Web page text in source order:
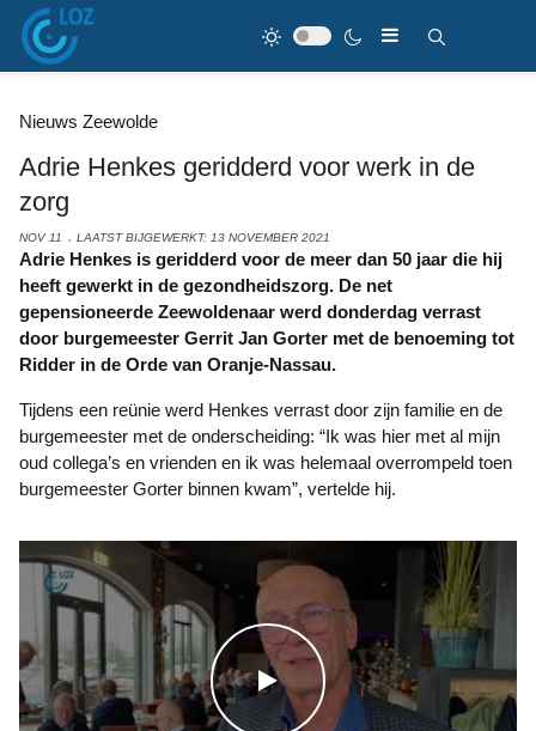
Nieuws Zeewolde
Adrie Henkes geridderd voor werk in de
zorg
NOV 11 LAATST BIJGEWERKT: 13 NOVEMBER 2021
Adrie Henkes is geridderd voor de meer dan 50 jaar die hij
heeft gewerkt in de gezondheidszorg. De net
gepensioneerde Zeewoldenaar werd donderdag verrast
door burgemeester Gerrit Jan Gorter met de benoeming tot
Ridder in de Orde van Oranje-Nassau.
Tijdens een reünie werd Henkes verrast door zijn familie en de
burgemeester met de onderscheiding: “Ik was hier met al mijn
oud collega’s en vrienden en ik was helemaal overrompeld toen
burgemeester Gorter binnen kwam”, vertelde hij.
WATCH THE VIDEO